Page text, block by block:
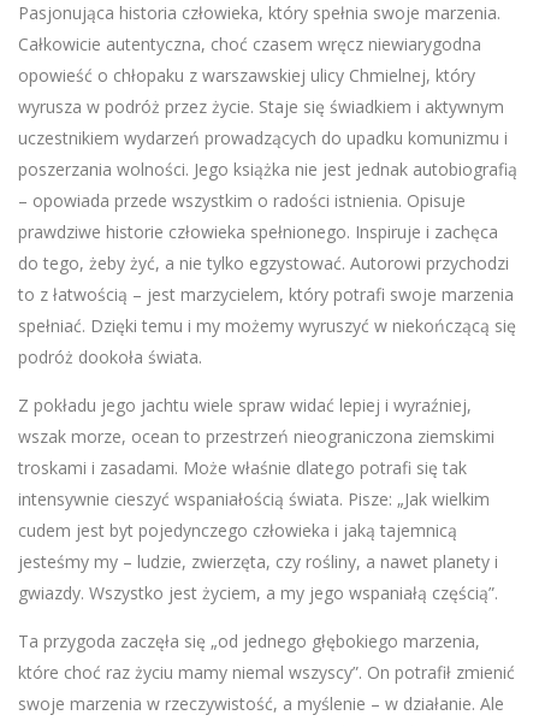
Pasjonująca historia człowieka, który spełnia swoje marzenia.
Całkowicie autentyczna, choć czasem wręcz niewiarygodna
opowieść o chłopaku z warszawskiej ulicy Chmielnej, który
wyrusza w podróż przez życie. Staje się świadkiem i aktywnym
uczestnikiem wydarzeń prowadzących do upadku komunizmu i
poszerzania wolności. Jego książka nie jest jednak autobiografią
– opowiada przede wszystkim o radości istnienia. Opisuje
prawdziwe historie człowieka spełnionego. Inspiruje i zachęca
do tego, żeby żyć, a nie tylko egzystować. Autorowi przychodzi
to z łatwością – jest marzycielem, który potrafi swoje marzenia
spełniać. Dzięki temu i my możemy wyruszyć w niekończącą się
podróż dookoła świata.
Z pokładu jego jachtu wiele spraw widać lepiej i wyraźniej,
wszak morze, ocean to przestrzeń nieograniczona ziemskimi
troskami i zasadami. Może właśnie dlatego potrafi się tak
intensywnie cieszyć wspaniałością świata. Pisze: „Jak wielkim
cudem jest byt pojedynczego człowieka i jaką tajemnicą
jesteśmy my – ludzie, zwierzęta, czy rośliny, a nawet planety i
gwiazdy. Wszystko jest życiem, a my jego wspaniałą częścią”.
Ta przygoda zaczęła się „od jednego głębokiego marzenia,
które choć raz życiu mamy niemal wszyscy”. On potrafił zmienić
swoje marzenia w rzeczywistość, a myślenie – w działanie. Ale